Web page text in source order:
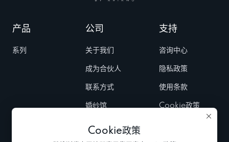
Cookie政策
产品
系列
公司
关于我们
成为合伙人
联系方式
婚纱馆
Fairs & Trunk
shows
支持
咨询中心
隐私政策
使用条款
Cookie政策